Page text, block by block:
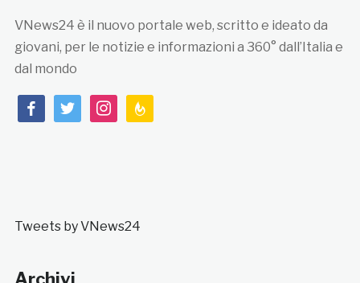
VNews24 è il nuovo portale web, scritto e ideato da
giovani, per le notizie e informazioni a 360° dall’Italia e
dal mondo
facebooktwitterinstagramfeedburner
Tweets by VNews24